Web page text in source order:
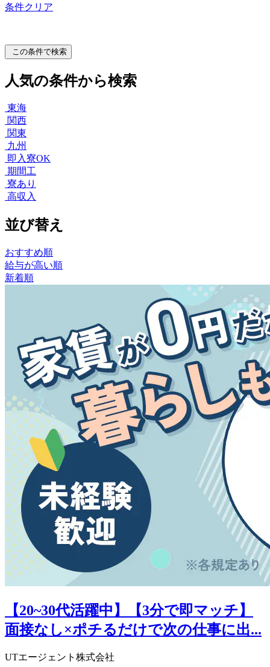
条件クリア
この条件で検索
人気の条件から検索
東海
関西
関東
九州
即入寮OK
期間工
寮あり
高収入
並び替え
おすすめ順
給与が高い順
新着順
【20~30代活躍中】【3分で即マッチ】
面接なし×ポチるだけで次の仕事に出...
UTエージェント株式会社